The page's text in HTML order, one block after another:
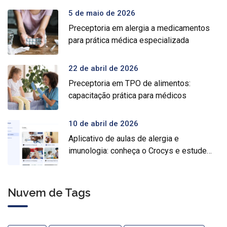
5 de maio de 2026
Preceptoria em alergia a medicamentos
para prática médica especializada
22 de abril de 2026
Preceptoria em TPO de alimentos:
capacitação prática para médicos
10 de abril de 2026
Aplicativo de aulas de alergia e
imunologia: conheça o Crocys e estude
Nuvem de Tags